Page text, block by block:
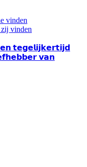
vinden
vinden
𝘁𝗲𝗴𝗲𝗹𝗶𝗷𝗸𝗲𝗿𝘁𝗶𝗷𝗱
𝘃𝗮𝗻